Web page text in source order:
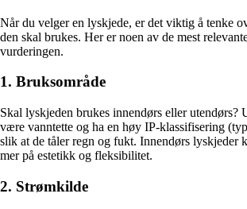
Når du velger en lyskjede, er det viktig å tenke
den skal brukes. Her er noen av de mest
vurderingen.
1. Bruksområde
Skal lyskjeden brukes innendørs eller utendørs?
være vanntette og ha en høy IP-klassifisering
slik at de tåler regn og fukt. Innendørs lyskjeder
mer på estetikk og fleksibilitet.
2. Strømkilde